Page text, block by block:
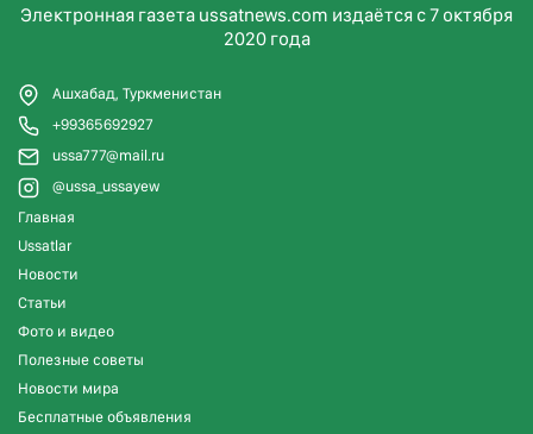
Электронная газета ussatnews.com издаётся с 7 октября
2020 года
Ашхабад, Туркменистан
+99365692927
ussa777@mail.ru
@ussa_ussayew
Главная
Ussatlar
Новости
Статьи
Фото и видео
Полезные советы
Новости мира
Бесплатные объявления